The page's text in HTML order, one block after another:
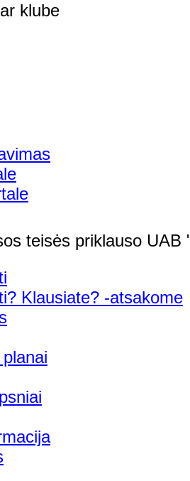
klube
teisės priklauso UAB
Klausiate? -atsakome